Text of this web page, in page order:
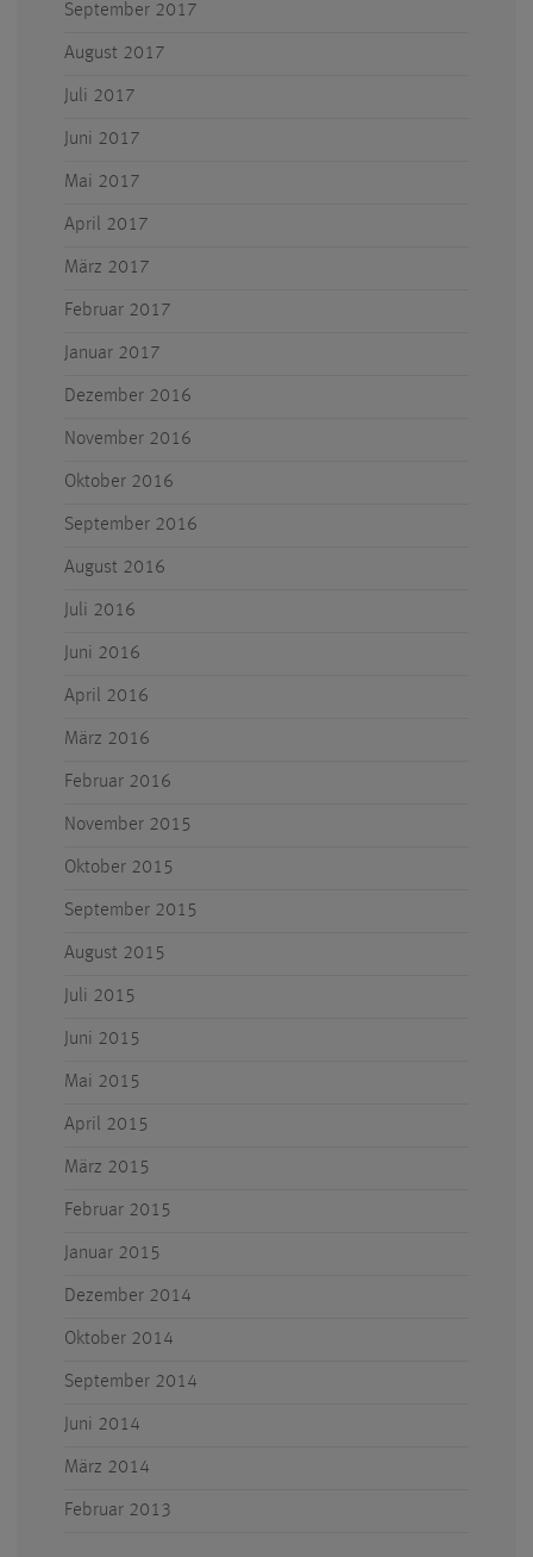
September 2017
August 2017
Juli 2017
Juni 2017
Mai 2017
April 2017
März 2017
Februar 2017
Januar 2017
Dezember 2016
November 2016
Oktober 2016
September 2016
August 2016
Juli 2016
Juni 2016
April 2016
März 2016
Februar 2016
November 2015
Oktober 2015
September 2015
August 2015
Juli 2015
Juni 2015
Mai 2015
April 2015
März 2015
Februar 2015
Januar 2015
Dezember 2014
Oktober 2014
September 2014
Juni 2014
März 2014
Februar 2013